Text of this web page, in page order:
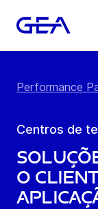
Performance
Centros de
o